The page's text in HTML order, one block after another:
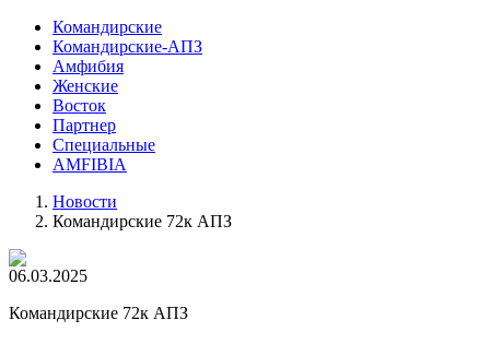
Командирские
Командирские-АПЗ
Амфибия
Женские
Восток
Партнер
Специальные
AMFIBIA
Новости
Командирские 72к АПЗ
06.03.2025
Командирские 72к АПЗ